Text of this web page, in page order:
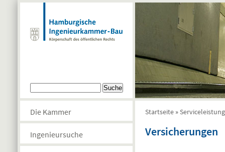
Direkt zum Inhalt
Suchformular
Die Kammer
Ingenieursuche
Sie sind hier
Startseite »
Versicherungen